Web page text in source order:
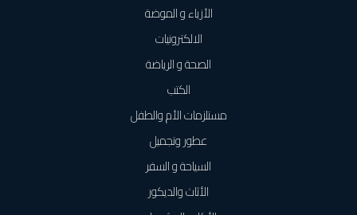
الأزياء و الموضة
الالكترونيات
الصحة و الرياضة
الكتب
مستلزمات الأم والطفل
عطور وتجميل
السياحة و السفر
الأثاث والديكور